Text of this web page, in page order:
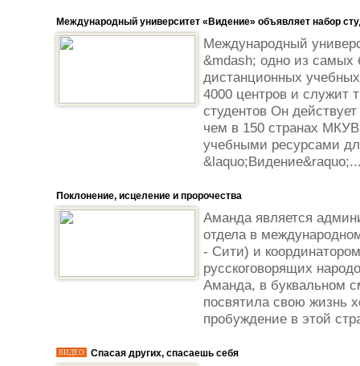
Международный университет «Видение» объявляет набор
Международный
&mdash; одно из
дистанционных
4000 центров и служит
студентов Он
чем в 150 странах
учебными ресурсами
Поклонение, исцеление и пророчества
Аманда является
отдела в
- Сити) и
русскоговорящих
Аманда, в буквальном
посвятила свою жизнь
пробуждение в этой
ВИДЕО Спасая других, спасаешь себя